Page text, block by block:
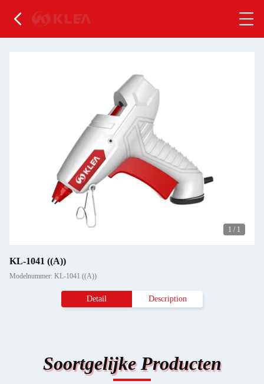
1 / 1
KL-1041 ((A))
Modelnummer: KL-1041 ((A))
Detail Description
Soortgelijke Producten